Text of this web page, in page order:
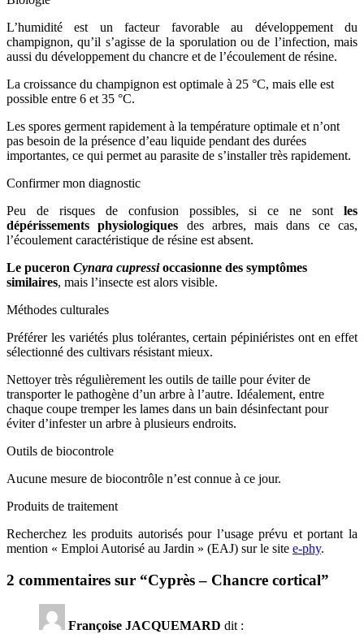
L’humidité est un facteur favorable au développement du
champignon, qu’il s’agisse de la sporulation ou de l’infection, mais
aussi du développement du chancre et de l’écoulement de résine.
La croissance du champignon est optimale à 25 °C, mais elle est
possible entre 6 et 35 °C.
Les spores germent rapidement à la température optimale et n’ont
pas besoin de la présence d’eau liquide pendant des durées
importantes, ce qui permet au parasite de s’installer très rapidement.
Confirmer mon diagnostic
Peu de risques de confusion possibles, si ce ne sont les
dépérissements physiologiques des arbres, mais dans ce cas,
l’écoulement caractéristique de résine est absent.
Le puceron Cynara cupressioccasionne des symptômes
similaires, mais l’insecte est alors visible.
Méthodes culturales
Préférer les variétés plus tolérantes, certain pépiniéristes ont en effet
sélectionné des cultivars résistant mieux.
Nettoyer très régulièrement les outils de taille pour éviter de
transporter le pathogène d’un arbre à l’autre. Idéalement, entre
chaque coupe tremper les lames dans un bain désinfectant pour
éviter d’infester un arbre à plusieurs endroits.
Outils de biocontrole
Aucune mesure de biocontrôle n’est connue à ce jour.
Produits de traitement
Recherchez les produits autorisés pour l’usage prévu et portant la
mention « Emploi Autorisé au Jardin » (EAJ) sur le site e-phy.
2 commentaires sur “Cyprès – Chancre cortical”
Françoise JACQUEMARD dit :